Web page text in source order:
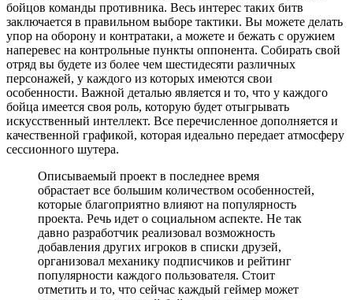
бойцов команды противника. Весь интерес таких битв
заключается в правильном выборе тактики. Вы можете делать
упор на оборону и контратаки, а можете и бежать с оружием
наперевес на контрольные пункты оппонента. Собирать свой
отряд вы будете из более чем шестидесяти различных
персонажей, у каждого из которых имеются свои
особенности. Важной деталью является и то, что у каждого
бойца имеется своя роль, которую будет отыгрывать
искусственный интеллект. Все перечисленное дополняется и
качественной графикой, которая идеально передает атмосферу
сессионного шутера.
Описываемый проект в последнее время
обрастает все большим количеством особенностей,
которые благоприятно влияют на популярность
проекта. Речь идет о социальном аспекте. Не так
давно разработчик реализовал возможность
добавления других игроков в списки друзей,
организовал механику подписчиков и рейтинг
популярности каждого пользователя. Стоит
отметить и то, что сейчас каждый геймер может